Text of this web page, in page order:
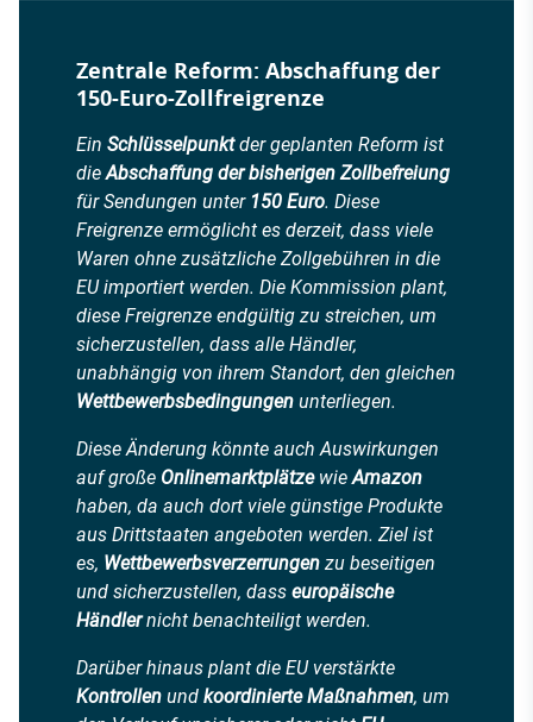
Zentrale Reform: Abschaffung der
150-Euro-Zollfreigrenze
Ein Schlüsselpunktder geplanten Reform ist
dieAbschaffung der bisherigen Zollbefreiung
für Sendungen unter 150 Euro. Diese
Freigrenze ermöglicht es derzeit, dass viele
Waren ohne zusätzliche Zollgebühren in die
EU importiert werden. Die Kommission plant,
diese Freigrenze endgültig zu streichen, um
sicherzustellen, dass alle Händler,
unabhängig von ihrem Standort, den gleichen
Wettbewerbsbedingungen unterliegen.
Diese Änderung könnte auch Auswirkungen
auf große OnlinemarktplätzewieAmazon
haben, da auch dort viele günstige Produkte
aus Drittstaaten angeboten werden. Ziel ist
es, Wettbewerbsverzerrungen zu beseitigen
und sicherzustellen, dass europäische
Händlernicht benachteiligt werden.
Darüber hinaus plant die EU verstärkte
Kontrollen und koordinierte Maßnahmen, um